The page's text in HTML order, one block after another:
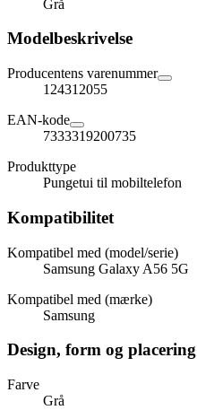
Grå
Modelbeskrivelse
Producentens varenummer
124312055
EAN-kode
7333319200735
Produkttype
Pungetui til mobiltelefon
Kompatibilitet
Kompatibel med (model/serie)
Samsung Galaxy A56 5G
Kompatibel med (mærke)
Samsung
Design, form og placering
Farve
Grå